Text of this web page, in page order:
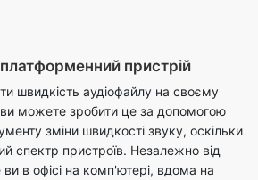
швидкість аудіофайлу на своєму
можете зробити це за допомогою
спектр пристроїв. Незалежно від
в офісі на комп'ютері, вдома на
з мобільним пристроєм, ви можете
відтворення аудіофайлів
на будь-якому пристрої.
досвіду ви можете зручно